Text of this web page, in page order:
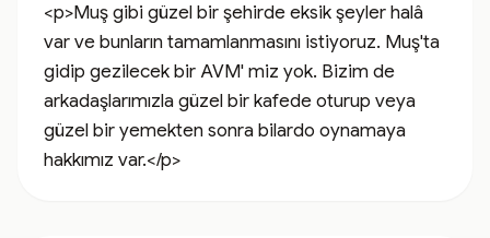
<p>Muş gibi güzel bir şehirde eksik şeyler halâ
var ve bunların tamamlanmasını istiyoruz. Muş'ta
gidip gezilecek bir AVM' miz yok. Bizim de
arkadaşlarımızla güzel bir kafede oturup veya
güzel bir yemekten sonra bilardo oynamaya
hakkımız var.</p>